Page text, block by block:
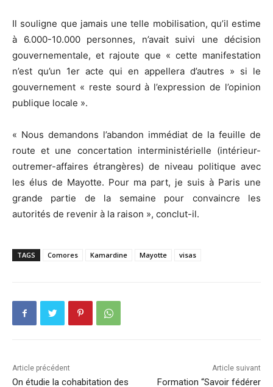
Il souligne que jamais une telle mobilisation, qu’il estime
à 6.000-10.000 personnes, n’avait suivi une décision
gouvernementale, et rajoute que « cette manifestation
n’est qu’un 1er acte qui en appellera d’autres » si le
gouvernement « reste sourd à l’expression de l’opinion
publique locale ».
« Nous demandons l’abandon immédiat de la feuille de
route et une concertation interministérielle (intérieur-
outremer-affaires étrangères) de niveau politique avec
les élus de Mayotte. Pour ma part, je suis à Paris une
grande partie de la semaine pour convaincre les
autorités de revenir à la raison », conclut-il.
TAGS Comores Kamardine Mayotte visas
Article précédent
On étudie la cohabitation des
Article suivant
Formation “Savoir fédérer